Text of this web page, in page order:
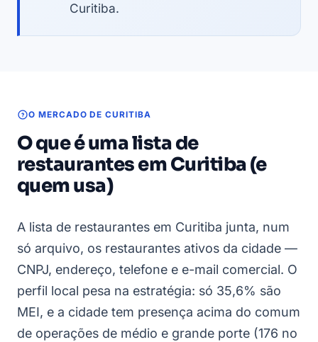
Curitiba.
O MERCADO DE CURITIBA
O que é uma lista de
restaurantes em Curitiba (e
quem usa)
A lista de restaurantes em Curitiba junta, num
só arquivo, os restaurantes ativos da cidade —
CNPJ, endereço, telefone e e-mail comercial. O
perfil local pesa na estratégia: só 35,6% são
MEI, e a cidade tem presença acima do comum
de operações de médio e grande porte (176 no